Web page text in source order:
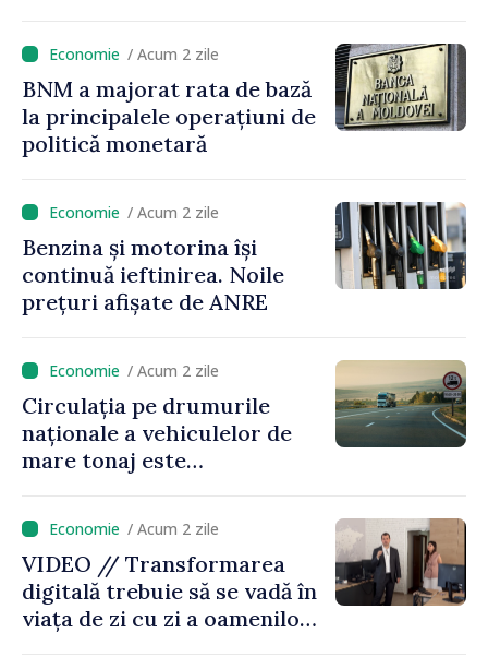
2027
/ Acum 2 zile
BNM a majorat rata de bază
la principalele operațiuni de
politică monetară
/ Acum 2 zile
Benzina și motorina își
continuă ieftinirea. Noile
prețuri afișate de ANRE
/ Acum 2 zile
Circulația pe drumurile
naționale a vehiculelor de
mare tonaj este
caniculă
/ Acum 2 zile
VIDEO // Transformarea
digitală trebuie să se vadă în
viața de zi cu zi a oamenilor